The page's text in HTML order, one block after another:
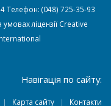
Телефон: (048) 725-35-93
ліцензії Creative
Навігація по сайту:
Карта сайту Контакти